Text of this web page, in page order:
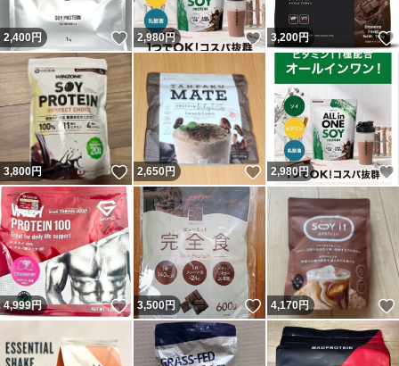
2,400円 いいね！
2,980円 いいね！
3,200円
3,800円 いいね！
2,650円 いいね！
2,980円
4,999円 いいね！
3,500円 いいね！
4,170円